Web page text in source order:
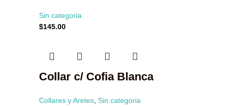
Sin categoria
$145.00
Collar c/ Cofia Blanca
Collares y Aretes, Sin categoria